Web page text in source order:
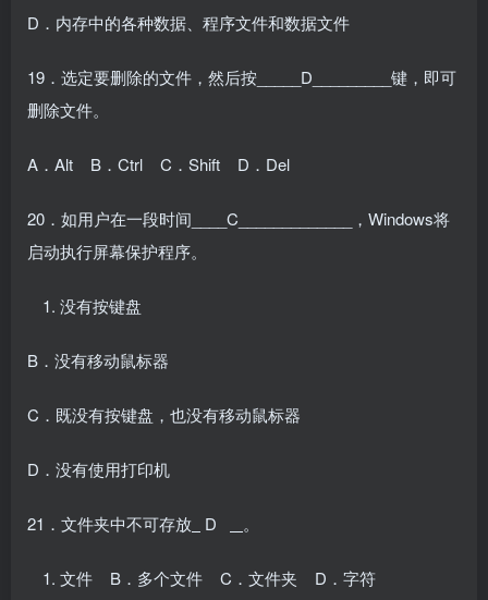
D．内存中的各种数据、程序文件和数据文件
19．选定要删除的文件，然后按_____D_________键，即可
删除文件。
A．Alt B．Ctrl C．Shift D．Del
20．如用户在一段时间____C_____________，Windows将
启动执行屏幕保护程序。
没有按键盘
B．没有移动鼠标器
C．既没有按键盘，也没有移动鼠标器
D．没有使用打印机
21．文件夹中不可存放 D 。
文件 B．多个文件 C．文件夹 D．字符